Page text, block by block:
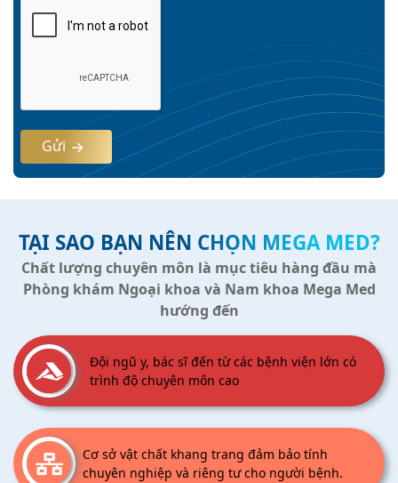
Gửi
TẠI SAO BẠN NÊN CHỌN MEGA MED?
Chất lượng chuyên môn là mục tiêu hàng đầu mà
Phòng khám Ngoại khoa và Nam khoa Mega Med
hướng đến
Đội ngũ y, bác sĩ đến từ các bệnh viện lớn có
trình độ chuyên môn cao
Cơ sở vật chất khang trang đảm bảo tính
chuyên nghiệp và riêng tư cho người bệnh.